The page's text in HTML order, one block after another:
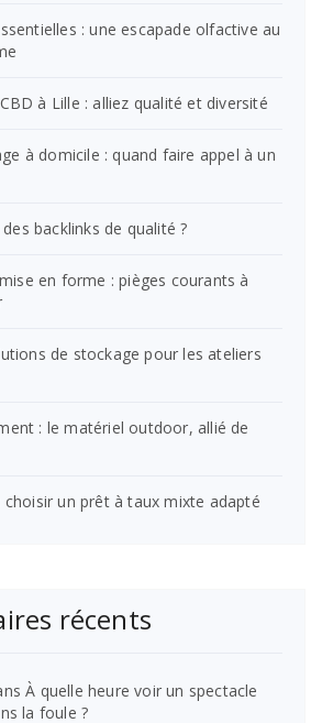
: une escapade olfactive au
à Lille : alliez qualité et diversité
à domicile : quand faire appel à un
backlinks de qualité ?
en forme : pièges courants à
de stockage pour les ateliers
: le matériel outdoor, allié de
un prêt à taux mixte adapté
récents
À quelle heure voir un spectacle
la foule ?